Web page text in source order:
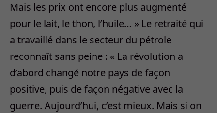
Mais les prix ont encore plus augmenté
pour le lait, le thon, l’huile… » Le retraité qui
a travaillé dans le secteur du pétrole
reconnaît sans peine : « La révolution a
d’abord changé notre pays de façon
positive, puis de façon négative avec la
guerre. Aujourd’hui, c’est mieux. Mais si on